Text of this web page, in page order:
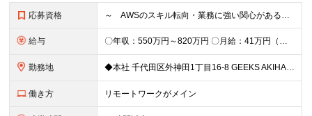
応募資格 ～ AWSのスキル転向・業務に強い関心がある方、仲間になりませんか？ ～ 【必須条件】 ・学歴不問 ・Webシステム構築経験がある方 ・インフラ、アーキテクチャーの理解、関心がある方 ◆賞与年2回
給与 〇年収：550万円～820万円 〇月給：41万円（固定残業100,898円含）～ 60万円（固定残業152,929円含）＋賞与＋資格手当 ※固定残業は45時間（当社の平均残業は8時間です）。 万が一
勤務地 ◆本社 千代田区外神田1丁目16-8 GEEKS AKIHABARA 3階 ◆リモートワーク者多数 ※上記を除く当社関連勤務地
働き方 リモートワークがメイン